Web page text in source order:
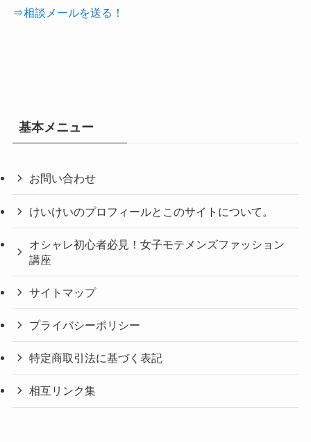
⇒相談メールを送る！
基本メニュー
お問い合わせ
けいけいのプロフィールとこのサイトについて。
オシャレ初心者必見！女子モテメンズファッション
講座
サイトマップ
プライバシーポリシー
特定商取引法に基づく表記
相互リンク集